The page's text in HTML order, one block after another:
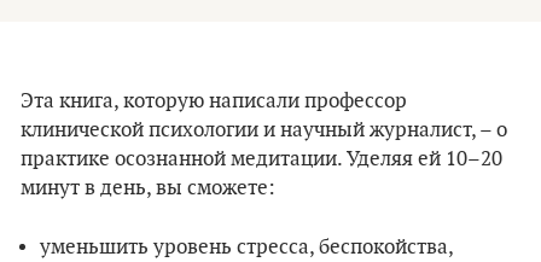
Эта книга, которую написали профессор
клинической психологии и научный журналист, – о
практике осознанной медитации. Уделяя ей 10–20
минут в день, вы сможете:
уменьшить уровень стресса, беспокойства,